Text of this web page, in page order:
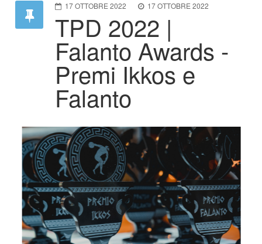
17 OTTOBRE 2022 17 OTTOBRE 2022
TPD 2022 |
Falanto Awards -
Premi Ikkos e
Falanto